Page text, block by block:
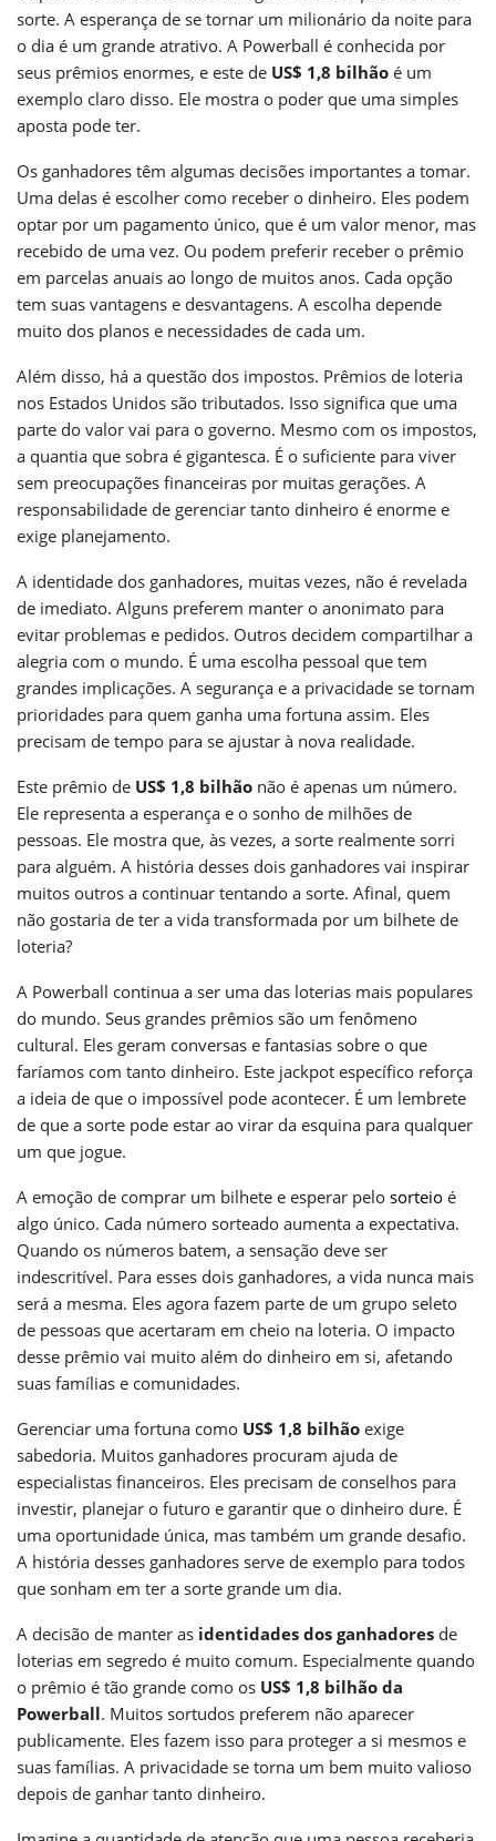
sorte. A esperança de se tornar um milionário da noite para
o dia é um grande atrativo. A Powerball é conhecida por
seus prêmios enormes, e este de US$ 1,8 bilhão é um
exemplo claro disso. Ele mostra o poder que uma simples
aposta pode ter.
Os ganhadores têm algumas decisões importantes a tomar.
Uma delas é escolher como receber o dinheiro. Eles podem
optar por um pagamento único, que é um valor menor, mas
recebido de uma vez. Ou podem preferir receber o prêmio
em parcelas anuais ao longo de muitos anos. Cada opção
tem suas vantagens e desvantagens. A escolha depende
muito dos planos e necessidades de cada um.
Além disso, há a questão dos impostos. Prêmios de loteria
nos Estados Unidos são tributados. Isso significa que uma
parte do valor vai para o governo. Mesmo com os impostos,
a quantia que sobra é gigantesca. É o suficiente para viver
sem preocupações financeiras por muitas gerações. A
responsabilidade de gerenciar tanto dinheiro é enorme e
exige planejamento.
A identidade dos ganhadores, muitas vezes, não é revelada
de imediato. Alguns preferem manter o anonimato para
evitar problemas e pedidos. Outros decidem compartilhar a
alegria com o mundo. É uma escolha pessoal que tem
grandes implicações. A segurança e a privacidade se tornam
prioridades para quem ganha uma fortuna assim. Eles
precisam de tempo para se ajustar à nova realidade.
Este prêmio de US$ 1,8 bilhão não é apenas um número.
Ele representa a esperança e o sonho de milhões de
pessoas. Ele mostra que, às vezes, a sorte realmente sorri
para alguém. A história desses dois ganhadores vai inspirar
muitos outros a continuar tentando a sorte. Afinal, quem
não gostaria de ter a vida transformada por um bilhete de
loteria?
A Powerball continua a ser uma das loterias mais populares
do mundo. Seus grandes prêmios são um fenômeno
cultural. Eles geram conversas e fantasias sobre o que
faríamos com tanto dinheiro. Este jackpot específico reforça
a ideia de que o impossível pode acontecer. É um lembrete
de que a sorte pode estar ao virar da esquina para qualquer
um que jogue.
A emoção de comprar um bilhete e esperar pelo sorteio é
algo único. Cada número sorteado aumenta a expectativa.
Quando os números batem, a sensação deve ser
indescritível. Para esses dois ganhadores, a vida nunca mais
será a mesma. Eles agora fazem parte de um grupo seleto
de pessoas que acertaram em cheio na loteria. O impacto
desse prêmio vai muito além do dinheiro em si, afetando
suas famílias e comunidades.
Gerenciar uma fortuna como US$ 1,8 bilhão exige
sabedoria. Muitos ganhadores procuram ajuda de
especialistas financeiros. Eles precisam de conselhos para
investir, planejar o futuro e garantir que o dinheiro dure. É
uma oportunidade única, mas também um grande desafio.
A história desses ganhadores serve de exemplo para todos
que sonham em ter a sorte grande um dia.
A decisão de manter as identidades dos ganhadores de
loterias em segredo é muito comum. Especialmente quando
o prêmio é tão grande como os US$ 1,8 bilhão da
Powerball. Muitos sortudos preferem não aparecer
publicamente. Eles fazem isso para proteger a si mesmos e
suas famílias. A privacidade se torna um bem muito valioso
depois de ganhar tanto dinheiro.